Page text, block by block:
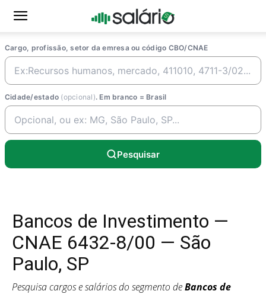
Cargo, profissão, setor da emresa ou código CBO/CNAE
Cidade/estado (opcional). Em branco = Brasil
Pesquisar
Bancos de Investimento —
CNAE 6432-8/00 — São
Paulo, SP
Pesquisa cargos e salários do segmento deBancos de